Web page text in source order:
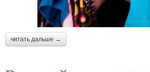
читать дальше →